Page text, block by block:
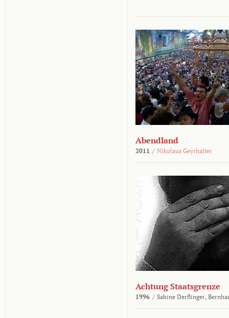
Abendland
2011 / Nikolaus Geyrhalter
Achtung Staatsgrenze
1996 / Sabine Derflinger,